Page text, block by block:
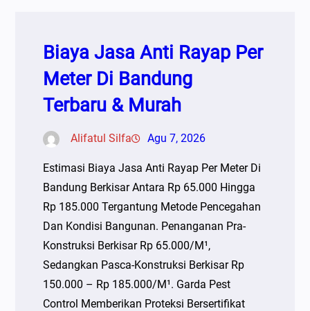
Biaya Jasa Anti Rayap Per
Meter Di Bandung
Terbaru & Murah
Alifatul Silfa Agu 7, 2026
Estimasi Biaya Jasa Anti Rayap Per Meter Di
Bandung Berkisar Antara Rp 65.000 Hingga
Rp 185.000 Tergantung Metode Pencegahan
Dan Kondisi Bangunan. Penanganan Pra-
Konstruksi Berkisar Rp 65.000/m¹,
Sedangkan Pasca-Konstruksi Berkisar Rp
150.000 – Rp 185.000/m¹. Garda Pest
Control Memberikan Proteksi Bersertifikat